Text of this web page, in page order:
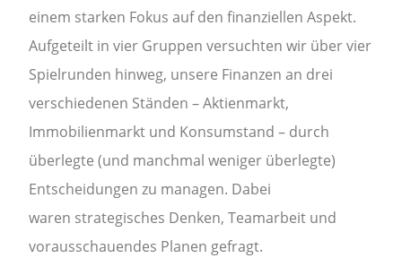
einem starken Fokus auf den finanziellen Aspekt.
Aufgeteilt in vier Gruppen versuchten wir über vier
Spielrunden hinweg, unsere Finanzen an drei
verschiedenen Ständen – Aktienmarkt,
Immobilienmarkt und Konsumstand – durch
überlegte (und manchmal weniger überlegte)
Entscheidungen zu managen. Dabei
waren strategisches Denken, Teamarbeit und
vorausschauendes Planen gefragt.